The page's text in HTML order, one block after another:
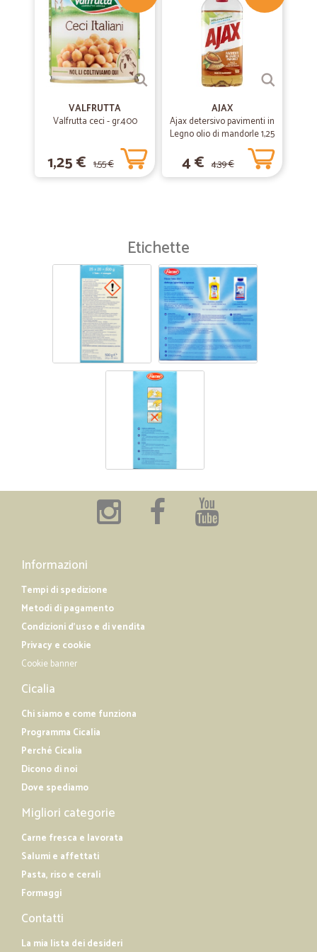
VALFRUTTA
Valfrutta ceci - gr.400
1,25 € 1,55 €
AJAX
Ajax detersivo pavimenti in
Legno olio di mandorle 1,25
4 € 4,39 €
Etichette
Informazioni
Tempi di spedizione
Metodi di pagamento
Condizioni d'uso e di vendita
Privacy e cookie
Cookie banner
Cicalia
Chi siamo e come funziona
Programma Cicalia
Perché Cicalia
Dicono di noi
Dove spediamo
Migliori categorie
Carne fresca e lavorata
Salumi e affettati
Pasta, riso e cerali
Formaggi
Contatti
La mia lista dei desideri